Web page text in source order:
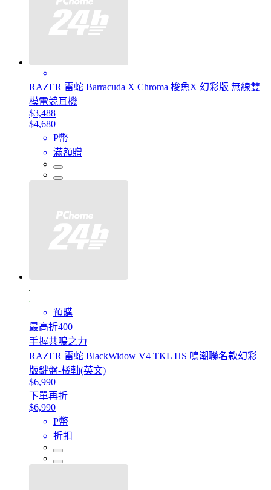
RAZER 雷蛇 Barracuda X Chroma 梭魚X 幻彩版 無線雙
模電競耳機
$3,488
$4,680
P幣
滿額贈
預購
最高折400
手握共鳴之力
RAZER 雷蛇 BlackWidow V4 TKL HS 鳴潮聯名款幻彩
版鍵盤-橘軸(英文)
$6,990
下單再折
$6,990
P幣
折扣